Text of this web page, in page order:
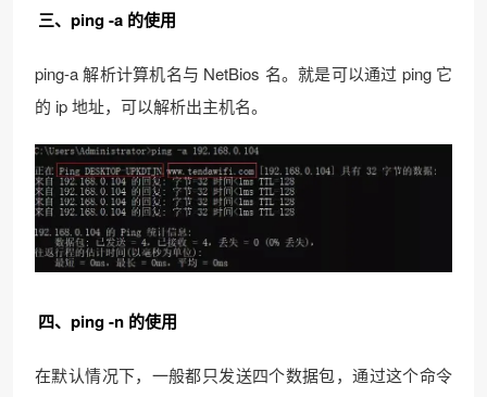
三、ping -a 的使用
ping-a 解析计算机名与 NetBios 名。就是可以通过 ping 它
的 ip 地址，可以解析出主机名。
四、ping -n 的使用
在默认情况下，一般都只发送四个数据包，通过这个命令